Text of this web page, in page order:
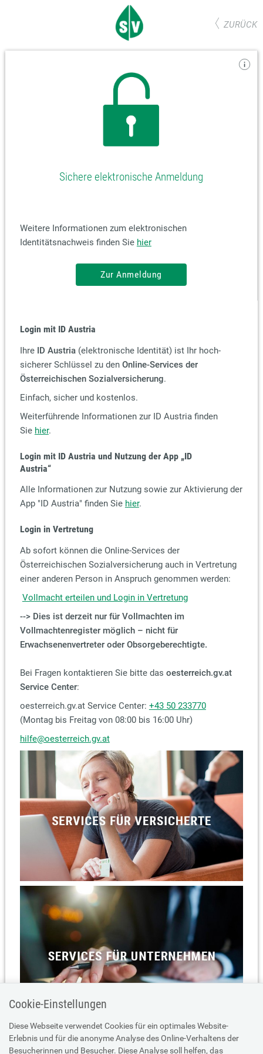
ZURÜCK
Sichere elektronische Anmeldung
Weitere Informationen zum elektronischen
Identitätsnachweis finden Sie hier
Zur Anmeldung
Login mit ID Austria
Ihre ID Austria(elektronische Identität) ist Ihr hoch-
sicherer Schlüssel zu den Online-Services der
Österreichischen Sozialversicherung.
Einfach, sicher und kostenlos.
Weiterführende Informationen zur ID Austria finden
Sie hier.
Login mit ID Austria und Nutzung der App „ID
Austria“
Alle Informationen zur Nutzung sowie zur Aktivierung der
App "ID Austria" finden Sie hier.
Login in Vertretung
Ab sofort können die Online-Services der
Österreichischen Sozialversicherung auch in Vertretung
einer anderen Person in Anspruch genommen werden:
Vollmacht erteilen und Login in Vertretung
--> Dies ist derzeit nur für Vollmachten im
Vollmachtenregister möglich – nicht für
Erwachsenenvertreter oder Obsorgeberechtigte.
Bei Fragen kontaktieren Sie bitte das oesterreich.gv.at
Service Center:
oesterreich.gv.at Service Center: +43 50 233770
(Montag bis Freitag von 08:00 bis 16:00 Uhr)
hilfe@oesterreich.gv.at
Cookie-Einstellungen
Diese Webseite verwendet Cookies für ein optimales Website-
Erlebnis und für die anonyme Analyse des Online-Verhaltens der
Besucherinnen und Besucher. Diese Analyse soll helfen, das